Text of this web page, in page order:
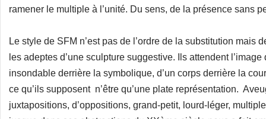
ramener le multiple à l’unité. Du sens, de la présence sans
Le style de SFM n’est pas de l’ordre de la substitution
les adeptes d’une sculpture suggestive. Ils attendent
insondable derrière la symbolique, d’un corps derrière la
ce qu’ils supposent n’être qu’une plate représentation.
juxtapositions, d’oppositions, grand-petit, lourd-léger,